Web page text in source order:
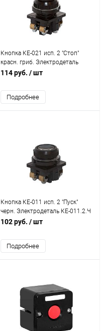
Кнопка КЕ-021 исп. 2 "Стоп"
красн. гриб. Электродеталь
КЕ-021.2.К
114 руб. / шт
Подробнее
Кнопка КЕ-011 исп. 2 "Пуск"
черн. Электродеталь КЕ-011.2.Ч
102 руб. / шт
Подробнее